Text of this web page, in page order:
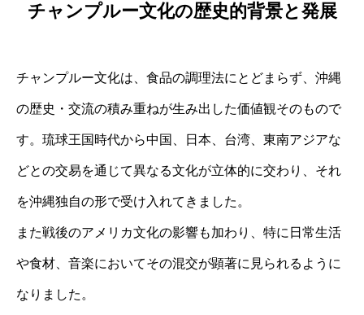
チャンプルー文化の歴史的背景と発展
チャンプルー文化は、食品の調理法にとどまらず、沖縄
の歴史・交流の積み重ねが生み出した価値観そのもので
す。琉球王国時代から中国、日本、台湾、東南アジアな
どとの交易を通じて異なる文化が立体的に交わり、それ
を沖縄独自の形で受け入れてきました。
また戦後のアメリカ文化の影響も加わり、特に日常生活
や食材、音楽においてその混交が顕著に見られるように
なりました。